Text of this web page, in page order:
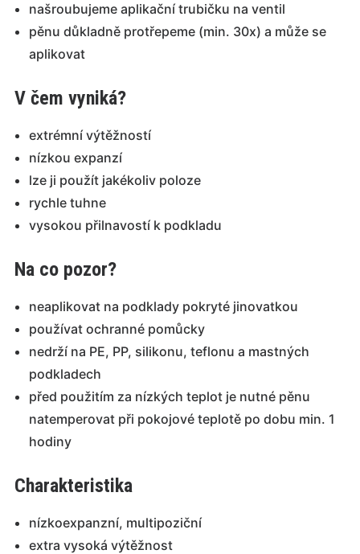
našroubujeme aplikační trubičku na ventil
pěnu důkladně protřepeme (min. 30x) a může se
aplikovat
V čem vyniká?
extrémní výtěžností
nízkou expanzí
lze ji použít jakékoliv poloze
rychle tuhne
vysokou přilnavostí k podkladu
Na co pozor?
neaplikovat na podklady pokryté jinovatkou
používat ochranné pomůcky
nedrží na PE, PP, silikonu, teflonu a mastných
podkladech
před použitím za nízkých teplot je nutné pěnu
natemperovat při pokojové teplotě po dobu min. 1
hodiny
Charakteristika
nízkoexpanzní, multipoziční
extra vysoká výtěžnost